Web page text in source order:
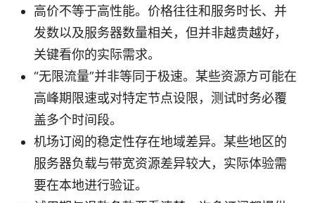
高价不等于高性能。价格往往和服务时长、并
发数以及服务器数量相关，但并非越贵越好，
关键看你的实际需求。
“无限流量”并非等同于极速。某些资源方可能在
高峰期限速或对特定节点设限，测试时务必覆
盖多个时间段。
机场订阅的稳定性存在地域差异。某些地区的
服务器负载与带宽资源差异较大，实际体验需
要在本地进行验证。